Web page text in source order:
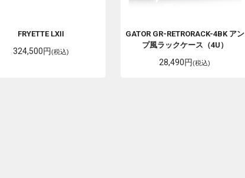
FRYETTE LXII
324,500円(税込)
GATOR GR-RETRORACK-4BK アン
プ風ラックケース（4U）
28,490円(税込)